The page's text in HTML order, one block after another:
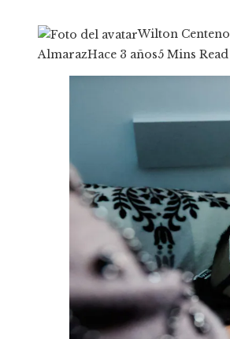
Wilton Centeno
AlmarazHace 3 años5 Mins Read